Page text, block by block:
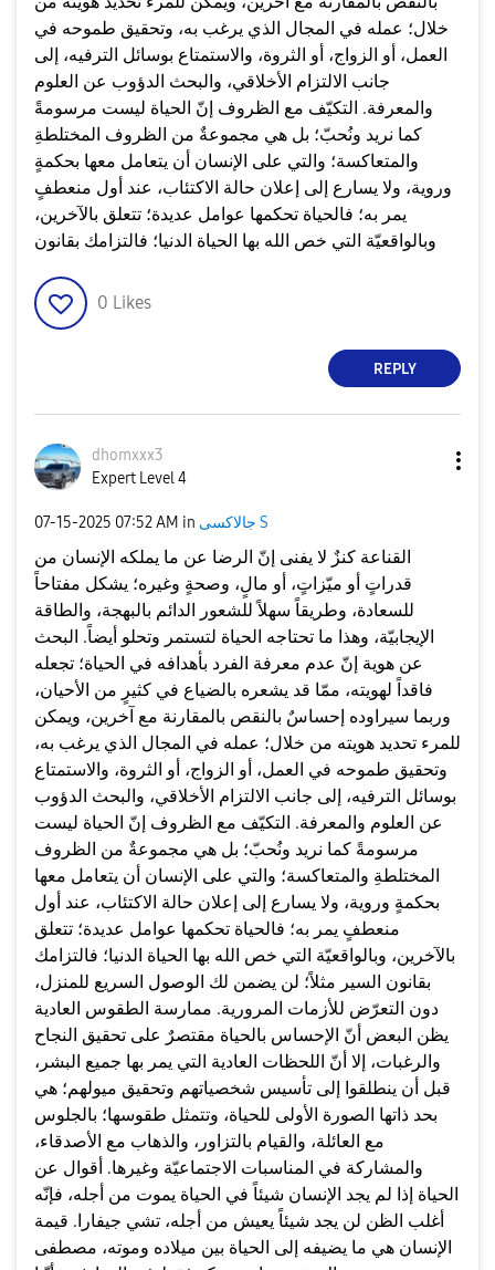
خلال؛ عمله في المجال الذي يرغب به، وتحقيق طموحه في
العمل، أو الزواج، أو الثروة، والاستمتاع بوسائل الترفيه، إلى
جانب الالتزام الأخلاقي، والبحث الدؤوب عن العلوم
والمعرفة. التكيّف مع الظروف إنّ الحياة ليست مرسومةً
كما نريد ونُحبّ؛ بل هي مجموعةٌ من الظروف المختلطةِ
والمتعاكسة؛ والتي على الإنسان أن يتعامل معها بحكمةٍ
وروية، ولا يسارع إلى إعلان حالة الاكتئاب، عند أول منعطفٍ
يمر به؛ فالحياة تحكمها عوامل عديدة؛ تتعلق بالآخرين،
وبالواقعيّة التي خص الله بها الحياة الدنيا؛ فالتزامك بقانون
0 Likes
REPLY
dhomxxx3
Expert Level 4
‎07-15-2025 07:52 AM in جالاكسى S
القناعة كنزٌ لا يفنى إنّ الرضا عن ما يملكه الإنسان من
قدراتٍ أو ميّزاتٍ، أو مالٍ، وصحةٍ وغيره؛ يشكل مفتاحاً
للسعادة، وطريقاً سهلاً للشعور الدائم بالبهجة، والطاقة
الإيجابيّة، وهذا ما تحتاجه الحياة لتستمر وتحلو أيضاً. البحث
عن هوية إنّ عدم معرفة الفرد بأهدافه في الحياة؛ تجعله
فاقداً لهويته، ممّا قد يشعره بالضياع في كثيرٍ من الأحيان،
وربما سيراوده إحساسٌ بالنقص بالمقارنة مع آخرين، ويمكن
للمرء تحديد هويته من خلال؛ عمله في المجال الذي يرغب به،
وتحقيق طموحه في العمل، أو الزواج، أو الثروة، والاستمتاع
بوسائل الترفيه، إلى جانب الالتزام الأخلاقي، والبحث الدؤوب
عن العلوم والمعرفة. التكيّف مع الظروف إنّ الحياة ليست
مرسومةً كما نريد ونُحبّ؛ بل هي مجموعةٌ من الظروف
المختلطةِ والمتعاكسة؛ والتي على الإنسان أن يتعامل معها
بحكمةٍ وروية، ولا يسارع إلى إعلان حالة الاكتئاب، عند أول
منعطفٍ يمر به؛ فالحياة تحكمها عوامل عديدة؛ تتعلق
بالآخرين، وبالواقعيّة التي خص الله بها الحياة الدنيا؛ فالتزامك
بقانون السير مثلاً؛ لن يضمن لك الوصول السريع للمنزل،
دون التعرّض للأزمات المرورية. ممارسة الطقوس العادية
يظن البعض أنّ الإحساس بالحياة مقتصرٌ على تحقيق النجاح
والرغبات، إلا أنّ اللحظات العادية التي يمر بها جميع البشر،
قبل أن ينطلقوا إلى تأسيس شخصياتهم وتحقيق ميولهم؛ هي
بحد ذاتها الصورة الأولى للحياة، وتتمثل طقوسها؛ بالجلوس
مع العائلة، والقيام بالتزاور، والذهاب مع الأصدقاء،
والمشاركة في المناسبات الاجتماعيّة وغيرها. أقوال عن
الحياة إذا لم يجد الإنسان شيئاً في الحياة يموت من أجله، فإنّه
أغلب الظن لن يجد شيئاً يعيش من أجله، تشي جيفارا. قيمة
الإنسان هي ما يضيفه إلى الحياة بين ميلاده وموته، مصطفى